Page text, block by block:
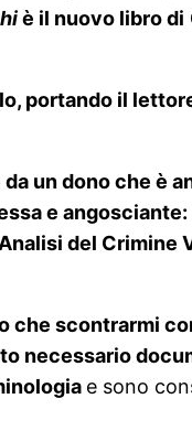
è il nuovo libro di
portando il
un dono che è
e
del Crimine
che scontrarmi
necessario
e sono